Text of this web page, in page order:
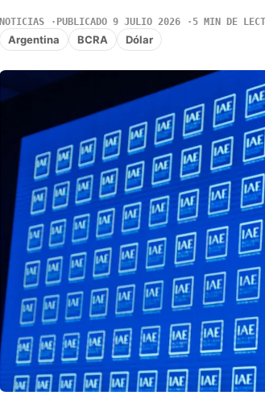
NOTICIAS PUBLICADO 9 JULIO 2026 5 MIN DE
Argentina BCRA Dólar